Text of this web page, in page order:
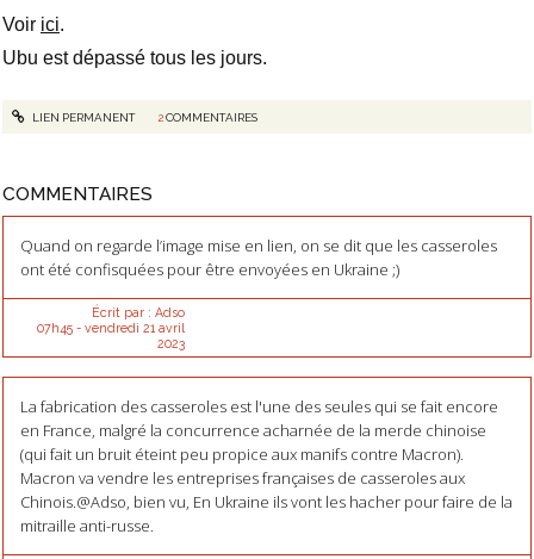
Voir ici.
Ubu est dépassé tous les jours.
LIEN PERMANENT 2COMMENTAIRES
COMMENTAIRES
Quand on regarde l’image mise en lien, on se dit que les casseroles
ont été confisquées pour être envoyées en Ukraine ;)
Écrit par : Adso
07h45- vendredi 21 avril
2023
La fabrication des casseroles est l'une des seules qui se fait encore
en France, malgré la concurrence acharnée de la merde chinoise
(qui fait un bruit éteint peu propice aux manifs contre Macron).
Macron va vendre les entreprises françaises de casseroles aux
Chinois.@Adso, bien vu, En Ukraine ils vont les hacher pour faire de la
mitraille anti-russe.